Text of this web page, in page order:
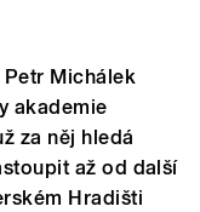
Michálek
akademie
za něj hledá
až od další
Hradišti